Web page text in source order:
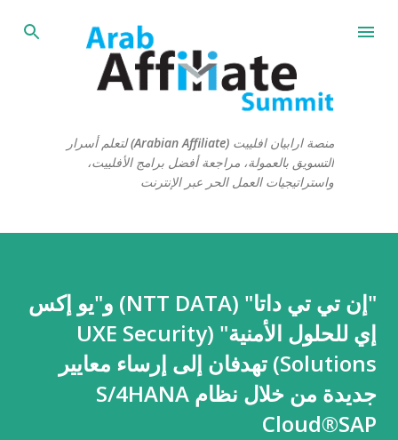
التخطي إلى المحتوى الرئيسي
منصة ارابيان افلييت (Arabian Affiliate) لتعلم أسرار
التسويق بالعمولة، مراجعة أفضل برامج الأفلييت،
واستراتيجيات العمل الحر عبر الإنترنت
"إن تي تي داتا" (NTT DATA) و"يو إكس
إي للحلول الأمنية" (UXE Security
Solutions) تهدفان إلى إرساء معايير
جديدة من خلال نظام S/4HANA
Cloud®SAP